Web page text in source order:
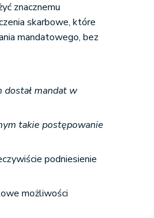
znacznemu
skarbowe, które
mandatowego, bez
dostał mandat w
takie postępowanie
podniesienie
możliwości